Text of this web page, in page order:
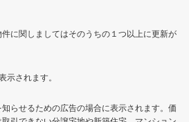
に関しましてはそのうちの１つ以上に更新が
されます。
らせるための広告の場合に表示されます。価